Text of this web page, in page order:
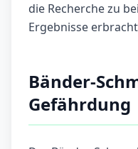
die Recherche zu
Ergebnisse
Bänder-
Gefährdung